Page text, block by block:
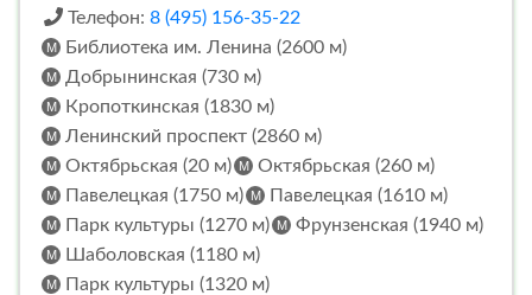
Телефон: 8 (495) 156-35-22
Библиотека им. Ленина (2600 м)
Добрынинская (730 м)
Кропоткинская (1830 м)
Ленинский проспект (2860 м)
Октябрьская (20 м)
Октябрьская (260 м)
Павелецкая (1750 м)
Павелецкая (1610 м)
Парк культуры (1270 м)
Фрунзенская (1940 м)
Шаболовская (1180 м)
Парк культуры (1320 м)